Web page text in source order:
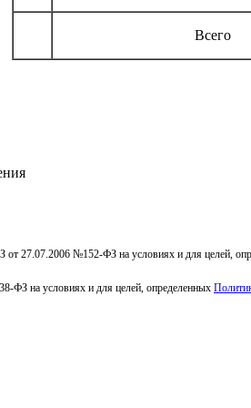
Всего
от 27.07.2006 №152-ФЗ на условиях и для целей,
ФЗ на условиях и для целей, определенных